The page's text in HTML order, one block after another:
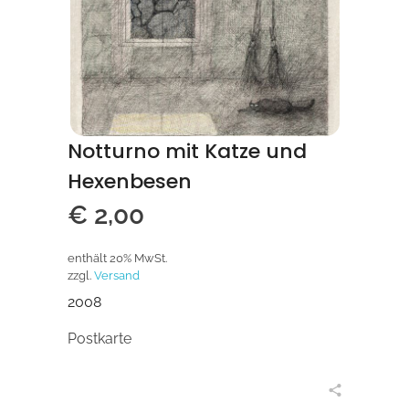
Notturno mit Katze und
Hexenbesen
€ 2,00
enthält 20% MwSt.
zzgl. Versand
2008
Postkarte